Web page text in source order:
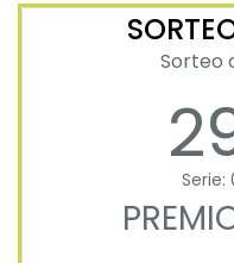
Sorteo
Serie: